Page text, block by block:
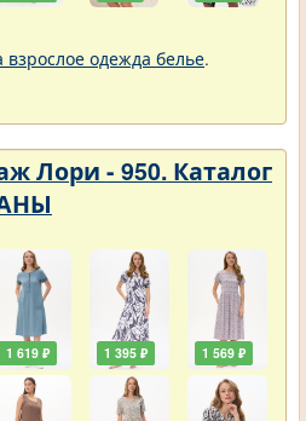
взрослое одежда белье.
Лори - 950. Каталог
1 619 ₽ 1 395 ₽ 1 569 ₽